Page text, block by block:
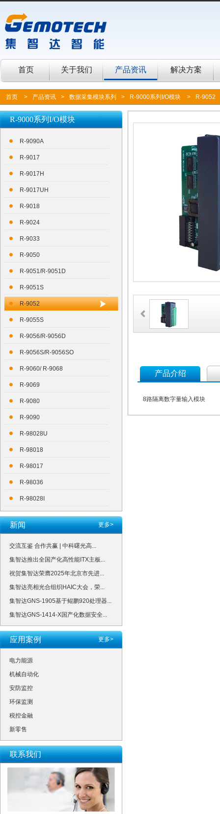
首页 关于我们 产品资讯 解决方案
首页 > 产品资讯 > 数据采集模块系列 > R-9000系列I/O模块 > R-9052
R-9000系列I/O模块
R-9090A
R-9017
R-9017H
R-9017UH
R-9018
R-9024
R-9033
R-9050
R-9051/R-9051D
R-9051S
R-9052
R-9055S
R-9056/R-9056D
R-9056S/R-9056SO
R-9060/ R-9068
R-9069
R-9080
R-9090
R-98028U
R-98018
R-98017
R-98036
R-98028I
更多>
新闻
交流互鉴 合作共赢 | 中科曙光高...
集智达推出全国产化高性能ITX主板...
祝贺集智达荣膺2025年北京市先进...
集智达亮相光合组织HAIC大会，荣...
集智达GNS-1905基于鲲鹏920处理器...
集智达GNS-1414-X国产化数据安全...
更多>
应用案例
电力能源
机械自动化
安防监控
环保监测
税控金融
新零售
联系我们
产品介绍
8路隔离数字量输入模块